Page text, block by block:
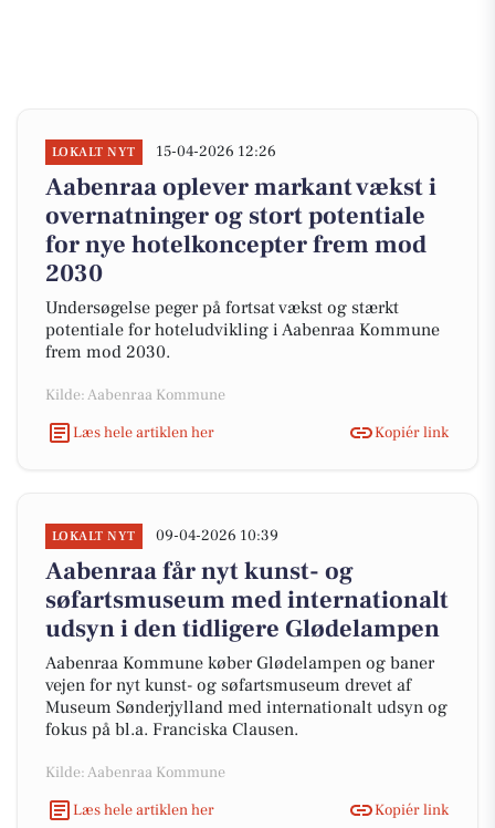
LOKALT NYT 15-04-2026 12:26
Aabenraa oplever markant vækst i
overnatninger og stort potentiale
for nye hotelkoncepter frem mod
2030
Undersøgelse peger på fortsat vækst og stærkt
potentiale for hoteludvikling i Aabenraa Kommune
frem mod 2030.
Kilde: Aabenraa Kommune
Læs hele artiklen her
Kopiér link
LOKALT NYT 09-04-2026 10:39
Aabenraa får nyt kunst- og
søfartsmuseum med internationalt
udsyn i den tidligere Glødelampen
Aabenraa Kommune køber Glødelampen og baner
vejen for nyt kunst- og søfartsmuseum drevet af
Museum Sønderjylland med internationalt udsyn og
fokus på bl.a. Franciska Clausen.
Kilde: Aabenraa Kommune
Læs hele artiklen her
Kopiér link